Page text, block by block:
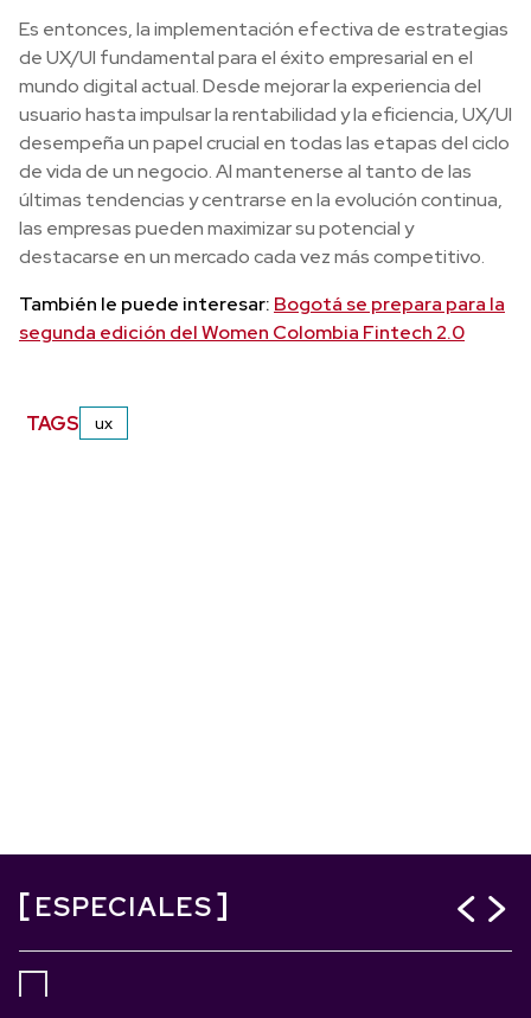
Es entonces, la implementación efectiva de estrategias
de UX/UI fundamental para el éxito empresarial en el
mundo digital actual. Desde mejorar la experiencia del
usuario hasta impulsar la rentabilidad y la eficiencia, UX/UI
desempeña un papel crucial en todas las etapas del ciclo
de vida de un negocio. Al mantenerse al tanto de las
últimas tendencias y centrarse en la evolución continua,
las empresas pueden maximizar su potencial y
destacarse en un mercado cada vez más competitivo.
También le puede interesar: Bogotá se prepara para la
segunda edición del Women Colombia Fintech 2.0
TAGS ux
ESPECIALES